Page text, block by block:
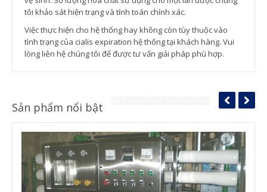
tôi khảo sát hiện trạng và tính toán chính xác.
Việc thực hiện cho hệ thống hay không còn tùy thuộc vào
tình trạng của cialis expiration hệ thống tại khách hàng. Vui
lòng liên hệ chúng tôi để được tư vấn giải pháp phù hợp.
Sản phẩm nổi bật